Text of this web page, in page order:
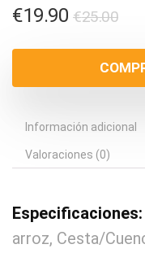
€25.00El
€19.90
El
es:
Información adicional
Valoraciones (0)
Especificaciones:
arroz, Cesta/